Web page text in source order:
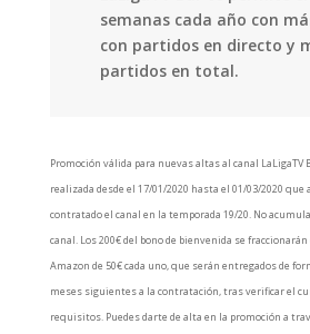
semanas cada año con
con partidos en directo y
partidos en total.
Promoción válida para nuevas altas al canal LaLigaTV
realizada desde el 17/01/2020 hasta el 01/03/2020
contratado el canal en la temporada 19/20. No
canal. Los 200€ del bono de bienvenida se
Amazon de 50€ cada uno, que serán entregados de
meses siguientes a la contratación, tras verificar el
requisitos. Puedes darte de alta en la promoción a